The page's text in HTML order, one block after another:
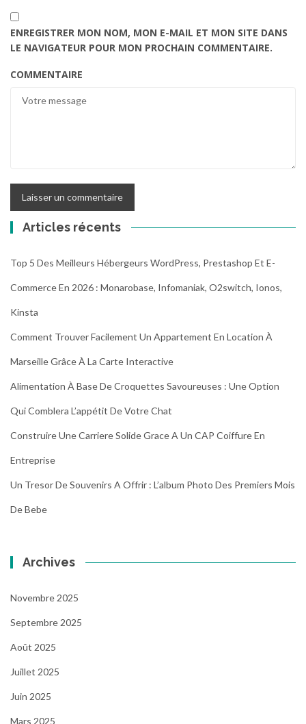
ENREGISTRER MON NOM, MON E-MAIL ET MON SITE DANS
LE NAVIGATEUR POUR MON PROCHAIN COMMENTAIRE.
COMMENTAIRE
Articles récents
Top 5 Des Meilleurs Hébergeurs WordPress, Prestashop Et E-
Commerce En 2026 : Monarobase, Infomaniak, O2switch, Ionos,
Kinsta
Comment Trouver Facilement Un Appartement En Location À
Marseille Grâce À La Carte Interactive
Alimentation À Base De Croquettes Savoureuses : Une Option
Qui Comblera L’appétit De Votre Chat
Construire Une Carriere Solide Grace A Un CAP Coiffure En
Entreprise
Un Tresor De Souvenirs A Offrir : L’album Photo Des Premiers Mois
De Bebe
Archives
Novembre 2025
Septembre 2025
Août 2025
Juillet 2025
Juin 2025
Mars 2025